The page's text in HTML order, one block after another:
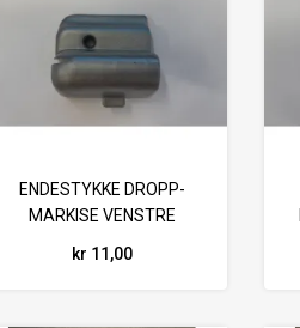
ENDESTYKKE DROPP-
MARKISE VENSTRE
kr 11,00